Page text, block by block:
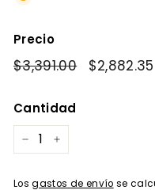
Precio
Precio
$3,391.00$3,391.00
Precio
$2,882.35
Cantidad
− +
Losgastos de envío se